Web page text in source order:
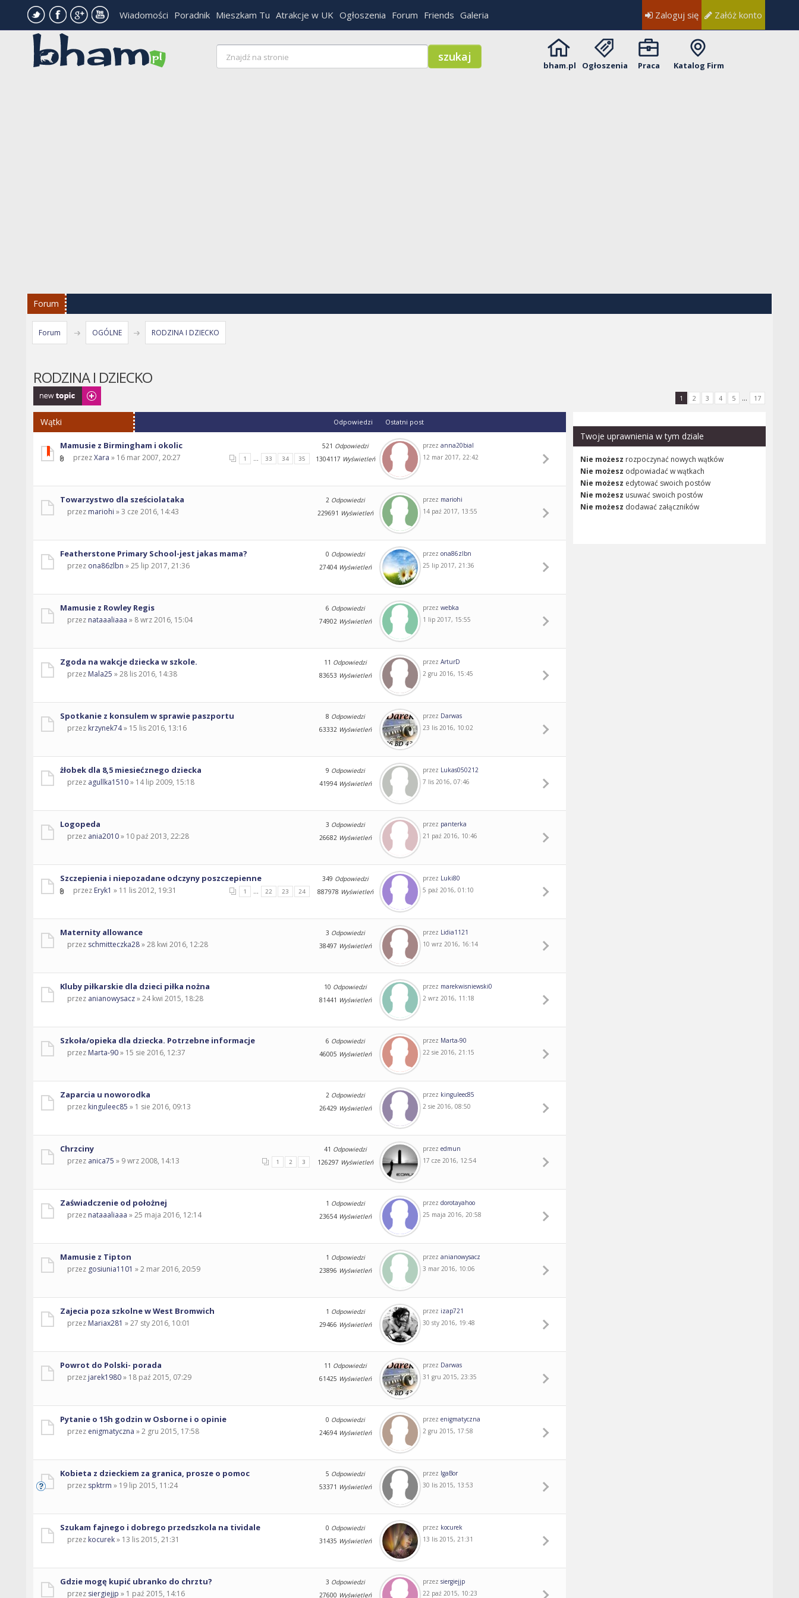
Wiadomości Poradnik Mieszkam Tu Atrakcje w UK Ogłoszenia Forum Friends Galeria Zaloguj się Załóż konto
bham.pl Ogłoszenia Praca Katalog Firm
Forum
Forum OGÓLNE RODZINA I DZIECKO
RODZINA I DZIECKO
Napisz wątek
1 2 3 4 5 ... 17
Wątki Odpowiedzi Ostatni post
Mamusie z Birmingham i okolic
1 33 34 35
przezXara » 16 mar 2007, 20:27
521 Odpowiedzi
1304117 Wyświetleń
przez anna20bial
12 mar 2017, 22:42
Towarzystwo dla sześciolataka
przez mariohi » 3 cze 2016, 14:43
2 Odpowiedzi
229691 Wyświetleń
przez mariohi
14 paź 2017, 13:55
Featherstone Primary School-jest jakas mama?
przez ona86zlbn » 25 lip 2017, 21:36
0 Odpowiedzi
27404 Wyświetleń
przez ona86zlbn
25 lip 2017, 21:36
Mamusie z Rowley Regis
przez nataaaliaaa » 8 wrz 2016, 15:04
6 Odpowiedzi
74902 Wyświetleń
przez webka
1 lip 2017, 15:55
Zgoda na wakcje dziecka w szkole.
przez Mala25 » 28 lis 2016, 14:38
11 Odpowiedzi
83653 Wyświetleń
przez ArturD
2 gru 2016, 15:45
Spotkanie z konsulem w sprawie paszportu
przez krzynek74» 15 lis 2016, 13:16
8 Odpowiedzi
63332 Wyświetleń
przez Darwas
23 lis 2016, 10:02
żłobek dla 8,5 miesiećznego dziecka
przez agullka1510» 14 lip 2009, 15:18
9 Odpowiedzi
41994 Wyświetleń
przez Lukas050212
7 lis 2016, 07:46
Logopeda
przez ania2010» 10 paź 2013, 22:28
3 Odpowiedzi
26682 Wyświetleń
przez panterka
21 paź 2016, 10:46
Szczepienia i niepozadane odczyny poszczepienne
1 22 23 24
przez Eryk1 » 11 lis 2012, 19:31
349 Odpowiedzi
887978 Wyświetleń
przez Luki80
5 paź 2016, 01:10
Maternity allowance
przez schmitteczka28» 28 kwi 2016, 12:28
3 Odpowiedzi
38497 Wyświetleń
przez Lidia1121
10 wrz 2016, 16:14
Kluby piłkarskie dla dzieci piłka nożna
przez anianowysacz» 24 kwi 2015, 18:28
10 Odpowiedzi
81441 Wyświetleń
przez marekwisniewski0
2 wrz 2016, 11:18
Szkoła/opieka dla dziecka. Potrzebne informacje
przez Marta-90» 15 sie 2016, 12:37
6 Odpowiedzi
46005 Wyświetleń
przez Marta-90
22 sie 2016, 21:15
Zaparcia u noworodka
przez kinguleec85 » 1 sie 2016, 09:13
2 Odpowiedzi
26429 Wyświetleń
przez kinguleec85
2 sie 2016, 08:50
Chrzciny
1 2 3
przez anica75 » 9 wrz 2008, 14:13
41 Odpowiedzi
126297 Wyświetleń
przez edmun
17 cze 2016, 12:54
Zaświadczenie od położnej
przez nataaaliaaa » 25 maja 2016, 12:14
1 Odpowiedzi
23654 Wyświetleń
przez dorotayahoo
25 maja 2016, 20:58
Mamusie z Tipton
przez gosiunia1101 » 2 mar 2016, 20:59
1 Odpowiedzi
23896 Wyświetleń
przez anianowysacz
3 mar 2016, 10:06
Zajecia poza szkolne w West Bromwich
przez Mariax281 » 27 sty 2016, 10:01
1 Odpowiedzi
29466 Wyświetleń
przez izap721
30 sty 2016, 19:48
Powrot do Polski- porada
przez jarek1980» 18 paź 2015, 07:29
11 Odpowiedzi
61425 Wyświetleń
przez Darwas
31 gru 2015, 23:35
Pytanie o 15h godzin w Osborne i o opinie
przez enigmatyczna » 2 gru 2015, 17:58
0 Odpowiedzi
24694 Wyświetleń
przez enigmatyczna
2 gru 2015, 17:58
Kobieta z dzieckiem za granica, prosze o pomoc
przez spktrm » 19 lip 2015, 11:24
5 Odpowiedzi
53371 Wyświetleń
przez IgaBor
30 lis 2015, 13:53
Szukam fajnego i dobrego przedszkola na tividale
przez kocurek» 13 lis 2015, 21:31
0 Odpowiedzi
31435 Wyświetleń
przez kocurek
13 lis 2015, 21:31
Gdzie mogę kupić ubranko do chrztu?
przez siergiejjp » 1 paź 2015, 14:16
3 Odpowiedzi
27600 Wyświetleń
przez siergiejjp
22 paź 2015, 10:23
Twoje uprawnienia w tym dziale
Nie możesz rozpoczynać nowych wątków
Nie możesz odpowiadać w wątkach
Nie możesz edytować swoich postów
Nie możesz usuwać swoich postów
Nie możesz dodawać załączników